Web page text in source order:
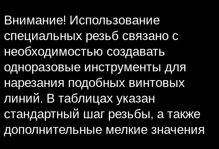
Внимание! Использование
специальных резьб связано с
необходимостью создавать
одноразовые инструменты для
нарезания подобных винтовых
линий. В таблицах указан
стандартный шаг резьбы, а также
дополнительные мелкие значения